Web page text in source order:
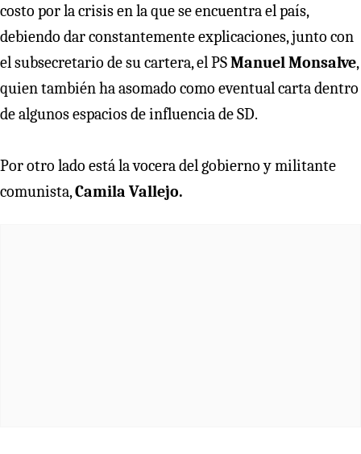
costo por la crisis en la que se encuentra el país,
debiendo dar constantemente explicaciones, junto con
el subsecretario de su cartera, el PSManuel Monsalve,
quien también ha asomado como eventual carta dentro
de algunos espacios de influencia de SD.
Por otro lado está la vocera del gobierno y militante
comunista,Camila Vallejo.